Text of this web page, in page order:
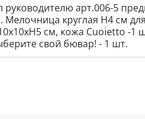
руководителю арт.006-5
Мелочница круглая Н4 см
см, кожа Cuoietto -1
свой бювар! - 1 шт.